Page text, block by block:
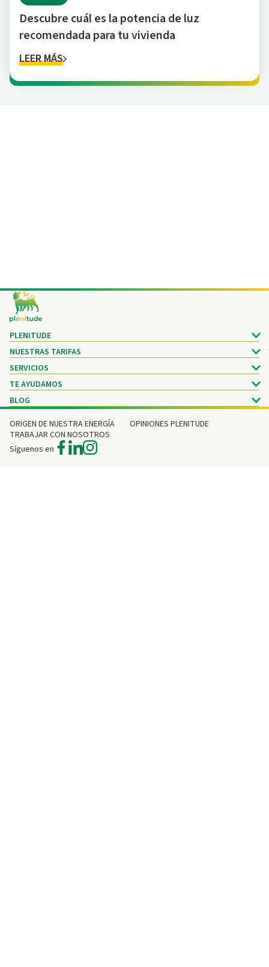
Descubre cuál es la potencia de luz
recomendada para tu vivienda
LEER MÁS
Footer
PLENITUDE
NUESTRAS TARIFAS
SERVICIOS
TE AYUDAMOS
BLOG
ORIGEN DE NUESTRA ENERGÍA
OPINIONES PLENITUDE
TRABAJAR CON NOSOTROS
Síguenos en